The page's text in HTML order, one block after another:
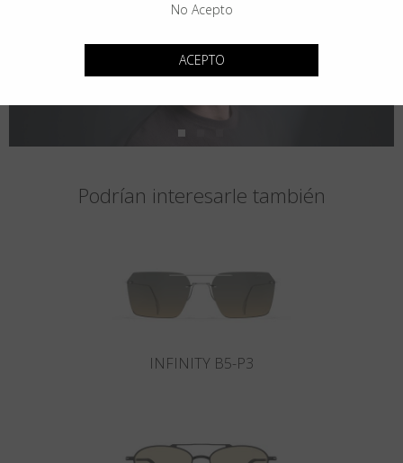
Podrían interesarle también
INFINITY B5-P3
No Acepto
ACEPTO